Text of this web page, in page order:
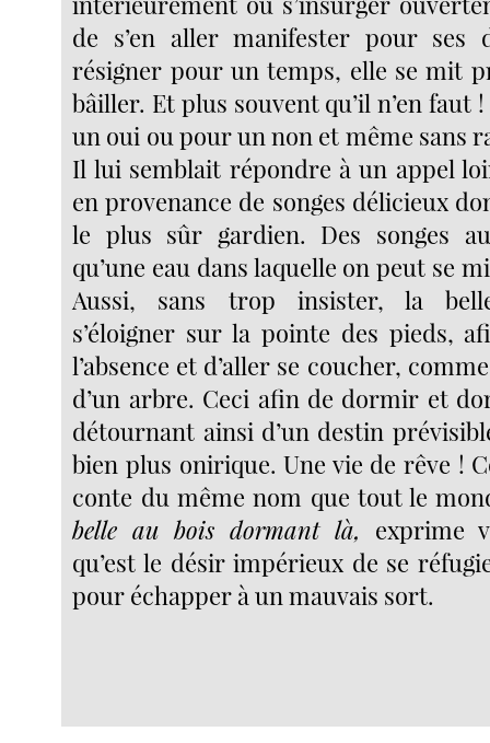
de s’en aller manifester pour ses
résigner pour un temps, elle se mit
bâiller. Et plus souvent qu’il n’en faut
un oui ou pour un non et même sans
Il lui semblait répondre à un appel
en provenance de songes délicieux
le plus sûr gardien. Des songes
qu’une eau dans laquelle on peut se
Aussi, sans trop insister, la
s’éloigner sur la pointe des pieds,
l’absence et d’aller se coucher,
d’un arbre. Ceci afin de dormir et
détournant ainsi d’un destin
bien plus onirique. Une vie de rêve !
conte du même nom que tout le
belle au bois dormant là, exprime
qu’est le désir impérieux de se
pour échapper à un mauvais sort.